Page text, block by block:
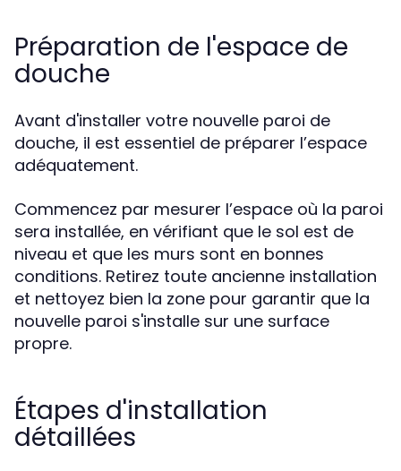
Préparation de l'espace de
douche
Avant d'installer votre nouvelle paroi de
douche, il est essentiel de préparer l’espace
adéquatement.
Commencez par mesurer l’espace où la paroi
sera installée, en vérifiant que le sol est de
niveau et que les murs sont en bonnes
conditions. Retirez toute ancienne installation
et nettoyez bien la zone pour garantir que la
nouvelle paroi s'installe sur une surface
propre.
Étapes d'installation
détaillées